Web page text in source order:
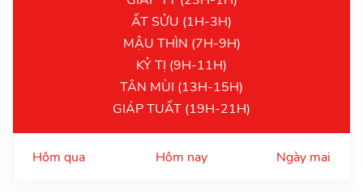
ẤT SỬU (1H-3H)
MẬU THÌN (7H-9H)
KỶ TỊ (9H-11H)
TÂN MÙI (13H-15H)
GIÁP TUẤT (19H-21H)
Hôm qua Hôm nay Ngày mai